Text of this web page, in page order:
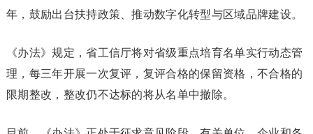
年，鼓励出台扶持政策、推动数字化转型与区域品牌建设。
《办法》规定，省工信厅将对省级重点培育名单实行动态管
理，每三年开展一次复评，复评合格的保留资格，不合格的
限期整改，整改仍不达标的将从名单中撤除。